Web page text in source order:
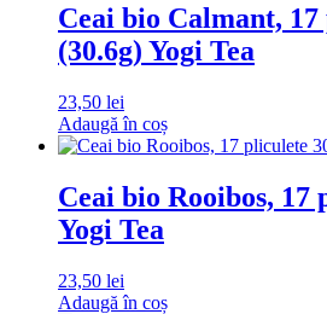
Ceai bio Calmant,
(30.6g) Yogi Tea
23,50 lei
Adaugă în coș
Ceai bio Rooibos, 17
Yogi Tea
23,50 lei
Adaugă în coș